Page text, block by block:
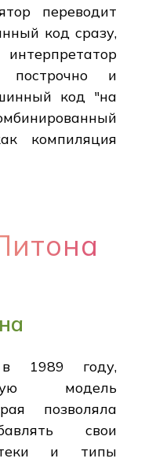
переводит
код сразу,
построчно и
код "на
компиляция
в 1989 году,
модель
позволяла
свои
и типы